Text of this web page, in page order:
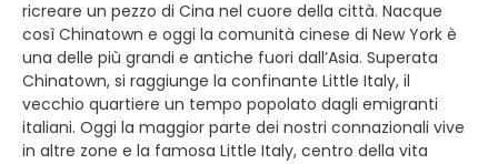
ricreare un pezzo di Cina nel cuore della città. Nacque
così Chinatown e oggi la comunità cinese di New York è
una delle più grandi e antiche fuori dall’Asia. Superata
Chinatown, si raggiunge la confinante Little Italy, il
vecchio quartiere un tempo popolato dagli emigranti
italiani. Oggi la maggior parte dei nostri connazionali vive
in altre zone e la famosa Little Italy, centro della vita